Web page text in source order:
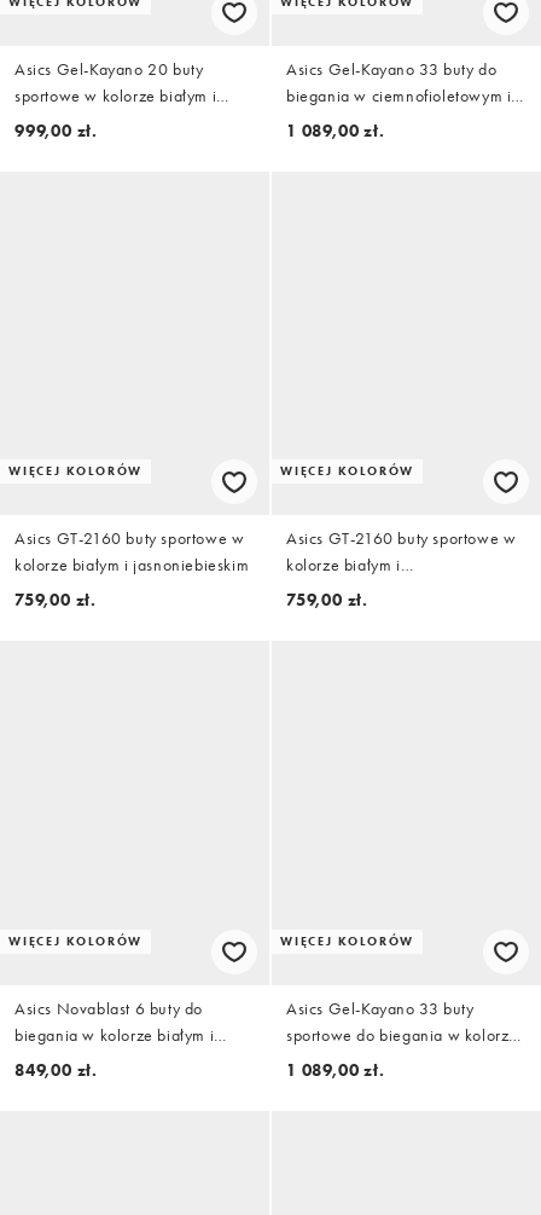
Asics Gel-Kayano 20 buty
sportowe w kolorze białym i
szarym
999,00 zł.
Asics Gel-Kayano 33 buty do
biegania w ciemnofioletowym i
niebieskim
1 089,00 zł.
WIĘCEJ KOLORÓW
Asics GT-2160 buty sportowe w
kolorze białym i jasnoniebieskim
759,00 zł.
WIĘCEJ KOLORÓW
Asics GT-2160 buty sportowe w
kolorze białym i
popielatozielonym
759,00 zł.
WIĘCEJ KOLORÓW
Asics Novablast 6 buty do
biegania w kolorze białym i
liliowym
849,00 zł.
WIĘCEJ KOLORÓW
Asics Gel-Kayano 33 buty
sportowe do biegania w kolorze
białym i jasnoliliowym
1 089,00 zł.